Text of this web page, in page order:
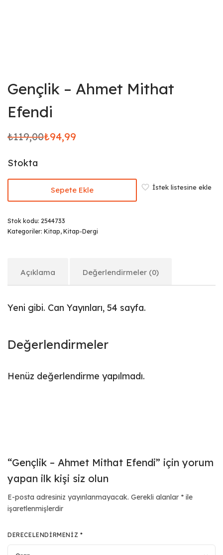
Gençlik – Ahmet Mithat
Efendi
₺119,00
Orijinal
₺119,00.
₺94,99
Şu
fiyat:
₺94,99.
Stokta
Sepete Ekle İstek listesine ekle
Stok kodu: 2544733
Kategoriler: Kitap, Kitap-Dergi
Açıklama Değerlendirmeler (0)
Yeni gibi. Can Yayınları, 54 sayfa.
Değerlendirmeler
Henüz değerlendirme yapılmadı.
“Gençlik – Ahmet Mithat Efendi” için yorum
yapan ilk kişi siz olun
E-posta adresiniz yayınlanmayacak. Gerekli alanlar * ile
işaretlenmişlerdir
DERECELENDIRMENIZ *